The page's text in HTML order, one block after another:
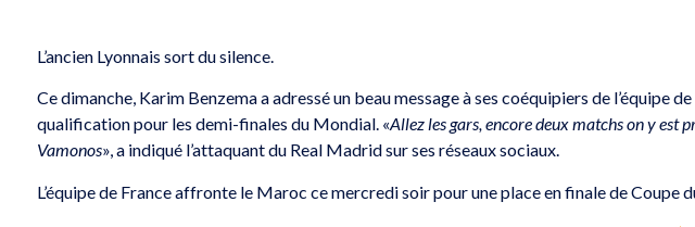
L’ancien Lyonnais sort du silence.
Ce dimanche, Karim Benzema a adressé un beau message à ses coéquipiers de l’équipe
qualification pour les demi-finales du Mondial. «Allez les gars, encore deux matchs on y est
Vamonos», a indiqué l’attaquant du Real Madrid sur ses réseaux sociaux.
L’équipe de France affronte le Maroc ce mercredi soir pour une place en finale de Coupe